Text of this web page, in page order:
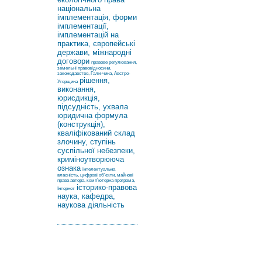
національна
імплементація, форми
імплементації,
імплементацій на
практика, європейські
держави, міжнародні
договори правове регулювання,
земельні правовідносини,
законодавство, Гали-чина, Австро-
Угорщина рішення,
виконання,
юрисдикція,
підсудність, ухвала
юридична формула
(конструкція),
кваліфікований склад
злочину, ступінь
суспільної небезпеки,
криміноутворююча
ознака інтелектуальна
власність, цифрові об’єкти, майнові
права автора, комп’ютерна програма,
Інтернет історико-правова
наука, кафедра,
наукова діяльність